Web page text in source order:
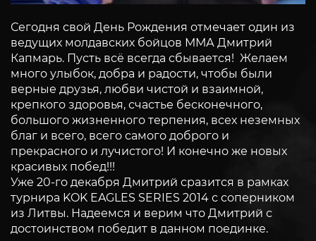
Сегодня свой День Рождения отмечает один из
ведущих молдавских бойцов ММА Дмитрий
Капмарь. Пусть всё всегда сбывается! Желаем
много улыбок, добра и радости, чтобы были
верные друзья, любви чистой и взаимной,
крепкого здоровья, счастье бесконечного,
большого жизненного терпения, всех неземных
благ и всего, всего самого доброго и
прекрасного и лучистого! И конечно же новых
красивых побед!!!
Уже 20-го декабря Дмитрий сразится в рамках
турнира KOK EAGLES SERIES 2014 с соперником
из Литвы. Надеемся и верим что Дмитрий с
достоинством победит в данном поединке.